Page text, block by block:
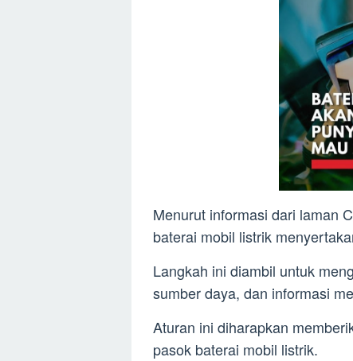
Menurut informasi dari laman
baterai mobil listrik
Langkah ini diambil untuk
sumber daya, dan informasi
Aturan ini diharapkan
pasok baterai mobil listrik.